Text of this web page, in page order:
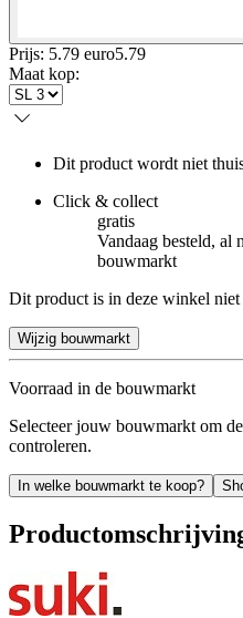
Prijs: 5.79 euro5.79
Maat kop:
Dit product wordt niet
Click & collect
gratis
Vandaag besteld, al
bouwmarkt
Dit product is in deze winkel
Wijzig bouwmarkt
Voorraad in de bouwmarkt
Selecteer jouw bouwmarkt om
controleren.
In welke bouwmarkt te koop?